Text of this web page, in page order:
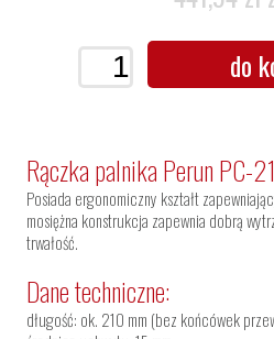
do
Rączka palnika Perun PC-
Posiada ergonomiczny kształt
mosiężna konstrukcja zapewnia dobrą
trwałość.
Dane techniczne:
długość: ok. 210 mm (bez końcówek